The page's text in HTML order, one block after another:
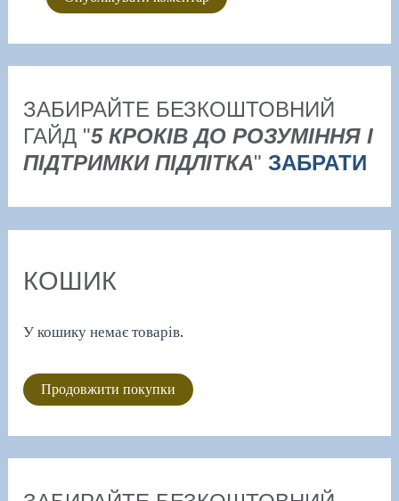
ЗАБИРАЙТЕ БЕЗКОШТОВНИЙ
ГАЙД "5 КРОКІВ ДО РОЗУМІННЯ І
ПІДТРИМКИ ПІДЛІТКА"ЗАБРАТИ
КОШИК
У кошику немає товарів.
Продовжити покупки